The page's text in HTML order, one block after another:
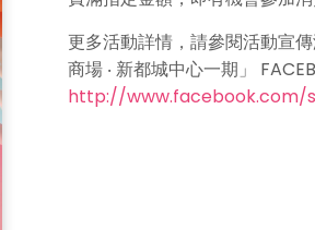
更多活動詳情，請參閱活動宣
商場 ‧ 新都城中心一期」
http://www.facebook.com/